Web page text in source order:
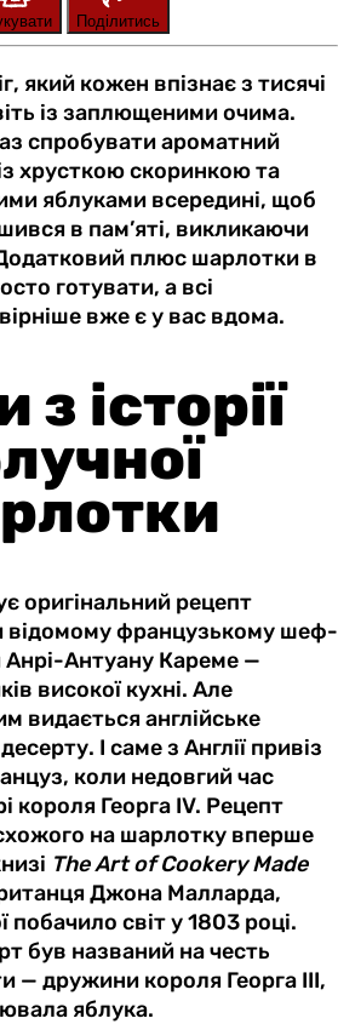
Поділитись
який кожен впізнає з тисячі
із заплющеними очима.
спробувати ароматний
хрусткою скоринкою та
яблуками всередині, щоб
в пам’яті, викликаючи
Додатковий плюс шарлотки в
готувати, а всі
вже є у вас вдома.
з історії
оригінальний рецепт
відомому французькому шеф-
Анрі-Антуану Кареме —
високої кухні. Але
видається англійське
І саме з Англії привіз
коли недовгий час
короля Георга IV. Рецепт
на шарлотку вперше
The Art of Cookery Made
Джона Малларда,
побачило світ у 1803 році.
був названий на честь
— дружини короля Георга III,
яблука.